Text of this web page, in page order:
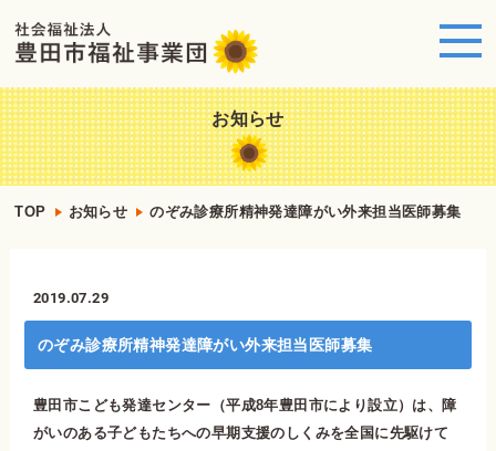
お知らせ
TOP お知らせ のぞみ診療所精神発達障がい外来担当医師募集
2019.07.29
のぞみ診療所精神発達障がい外来担当医師募集
豊田市こども発達センター（平成8年豊田市により設立）は、障
がいのある子どもたちへの早期支援のしくみを全国に先駆けて